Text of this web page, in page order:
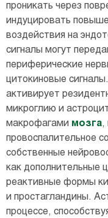
проникать через
индуцировать
воздействия на
сигналы могут
периферические
цитокиновые
активирует
микроглию и
макрофагами мозга,
провоспалительное
собственные
как дополнительные
реактивные формы
и простагландины.
процессе,